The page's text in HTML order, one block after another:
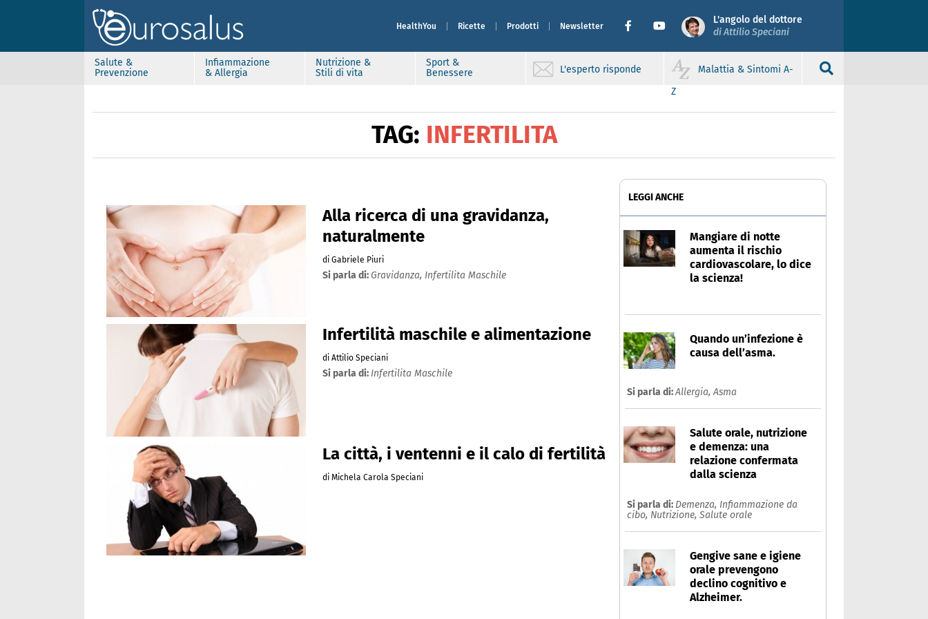
HealthYou Ricette Prodotti Newsletter
L'angolo del dottore
di Attilio Speciani
Salute &
Prevenzione
Infiammazione
& Allergia
Nutrizione &
Stili di vita
Sport &
Benessere
L'esperto risponde
Malattia & Sintomi A-
Z
TAG: INFERTILITA
Alla ricerca di una gravidanza,
naturalmente
di Gabriele Piuri
Si parla di: Gravidanza, Infertilita Maschile
Infertilità maschile e alimentazione
di Attilio Speciani
Si parla di: Infertilita Maschile
La città, i ventenni e il calo di fertilità
di Michela Carola Speciani
LEGGI ANCHE
Mangiare di notte
aumenta il rischio
cardiovascolare, lo dice
la scienza!
Quando un’infezione è
causa dell’asma.
Si parla di:Allergia,Asma
Salute orale, nutrizione
e demenza: una
relazione confermata
dalla scienza
Si parla di: Demenza, Infiammazione da
cibo, Nutrizione, Salute orale
Gengive sane e igiene
orale prevengono
declino cognitivo e
Alzheimer.